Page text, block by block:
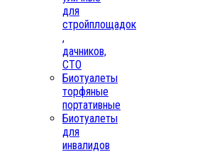
для
стройплощадок
,
дачников,
СТО
Биотуалеты
торфяные
портативные
Биотуалеты
для
инвалидов